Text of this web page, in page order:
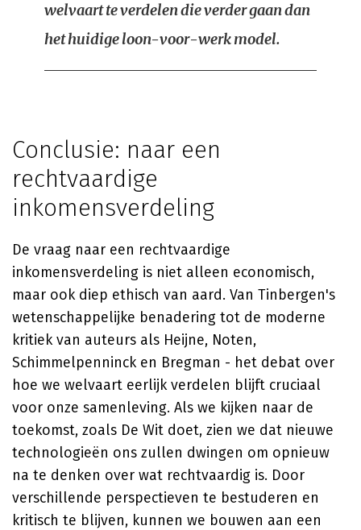
welvaart te verdelen die verder gaan dan
het huidige loon-voor-werk model.
Conclusie: naar een
rechtvaardige
inkomensverdeling
De vraag naar een rechtvaardige
inkomensverdeling is niet alleen economisch,
maar ook diep ethisch van aard. Van Tinbergen's
wetenschappelijke benadering tot de moderne
kritiek van auteurs als Heijne, Noten,
Schimmelpenninck en Bregman - het debat over
hoe we welvaart eerlijk verdelen blijft cruciaal
voor onze samenleving. Als we kijken naar de
toekomst, zoals De Wit doet, zien we dat nieuwe
technologieën ons zullen dwingen om opnieuw
na te denken over wat rechtvaardig is. Door
verschillende perspectieven te bestuderen en
kritisch te blijven, kunnen we bouwen aan een